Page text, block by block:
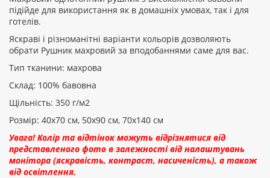
підійде для використання як в домашніх умовах, так і для
готелів.
Яскраві і різноманітні варіанти кольорів дозволяють
обрати Рушник махровий за вподобаннями саме для вас.
Тип тканини: махрова
Склад: 100% бавовна
Щільність: 350 г/м2
Розмір: 40х70 см, 50х90 см, 70х140 см
Увага! Колір та відтінок можуть відрізнятися від
представленого фото в залежності від налаштувань
монітора (яскравість, контраст, насиченість), а також
від освітлення.